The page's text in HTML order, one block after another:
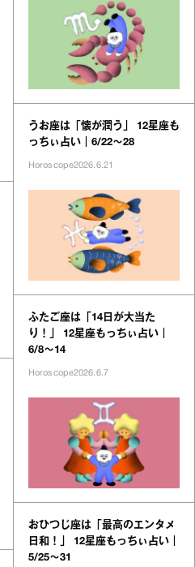
うお座は「懐が潤う」 12星座も
っちぃ占い｜6/22～28
Horoscope2026.6.21
ふたご座は「14日が大当た
り！」 12星座もっちぃ占い｜
6/8～14
Horoscope2026.6.7
おひつじ座は「最高のエンタメ
日和！」 12星座もっちぃ占い｜
5/25～31